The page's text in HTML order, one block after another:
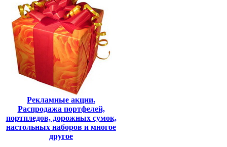
Рекламные акции.
Распродажа портфелей,
портпледов, дорожных сумок,
настольных наборов и многое
другое